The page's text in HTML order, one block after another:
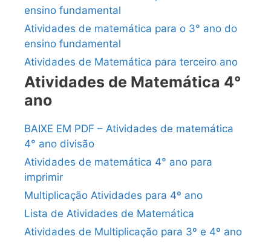
ensino fundamental
Atividades de matemática para o 3° ano do
ensino fundamental
Atividades de Matemática para terceiro ano
Atividades de Matemática 4°
ano
BAIXE EM PDF – Atividades de matemática
4° ano divisão
Atividades de matemática 4° ano para
imprimir
Multiplicação Atividades para 4º ano
Lista de Atividades de Matemática
Atividades de Multiplicação para 3º e 4º ano